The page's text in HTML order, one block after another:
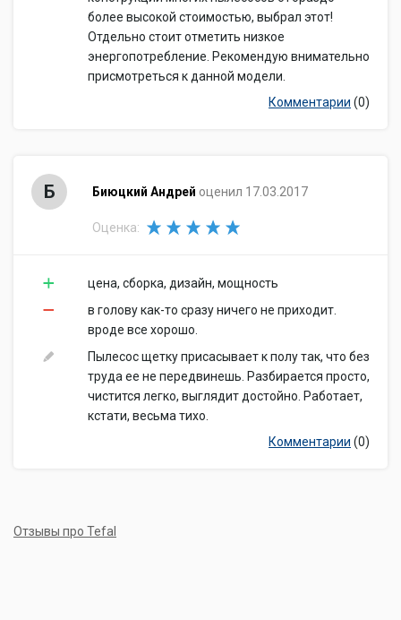
более высокой стоимостью, выбрал этот!
Отдельно стоит отметить низкое
энергопотребление. Рекомендую внимательно
присмотреться к данной модели.
Комментарии (0)
Б Биюцкий Андрей оценил 17.03.2017
Оценка:
цена, сборка, дизайн, мощность
в голову как-то сразу ничего не приходит.
вроде все хорошо.
Пылесос щетку присасывает к полу так, что без
труда ее не передвинешь. Разбирается просто,
чистится легко, выглядит достойно. Работает,
кстати, весьма тихо.
Комментарии (0)
Отзывы про Tefal